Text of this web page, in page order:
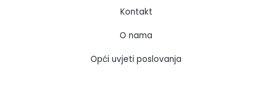
Kontakt
O nama
Opći uvjeti poslovanja